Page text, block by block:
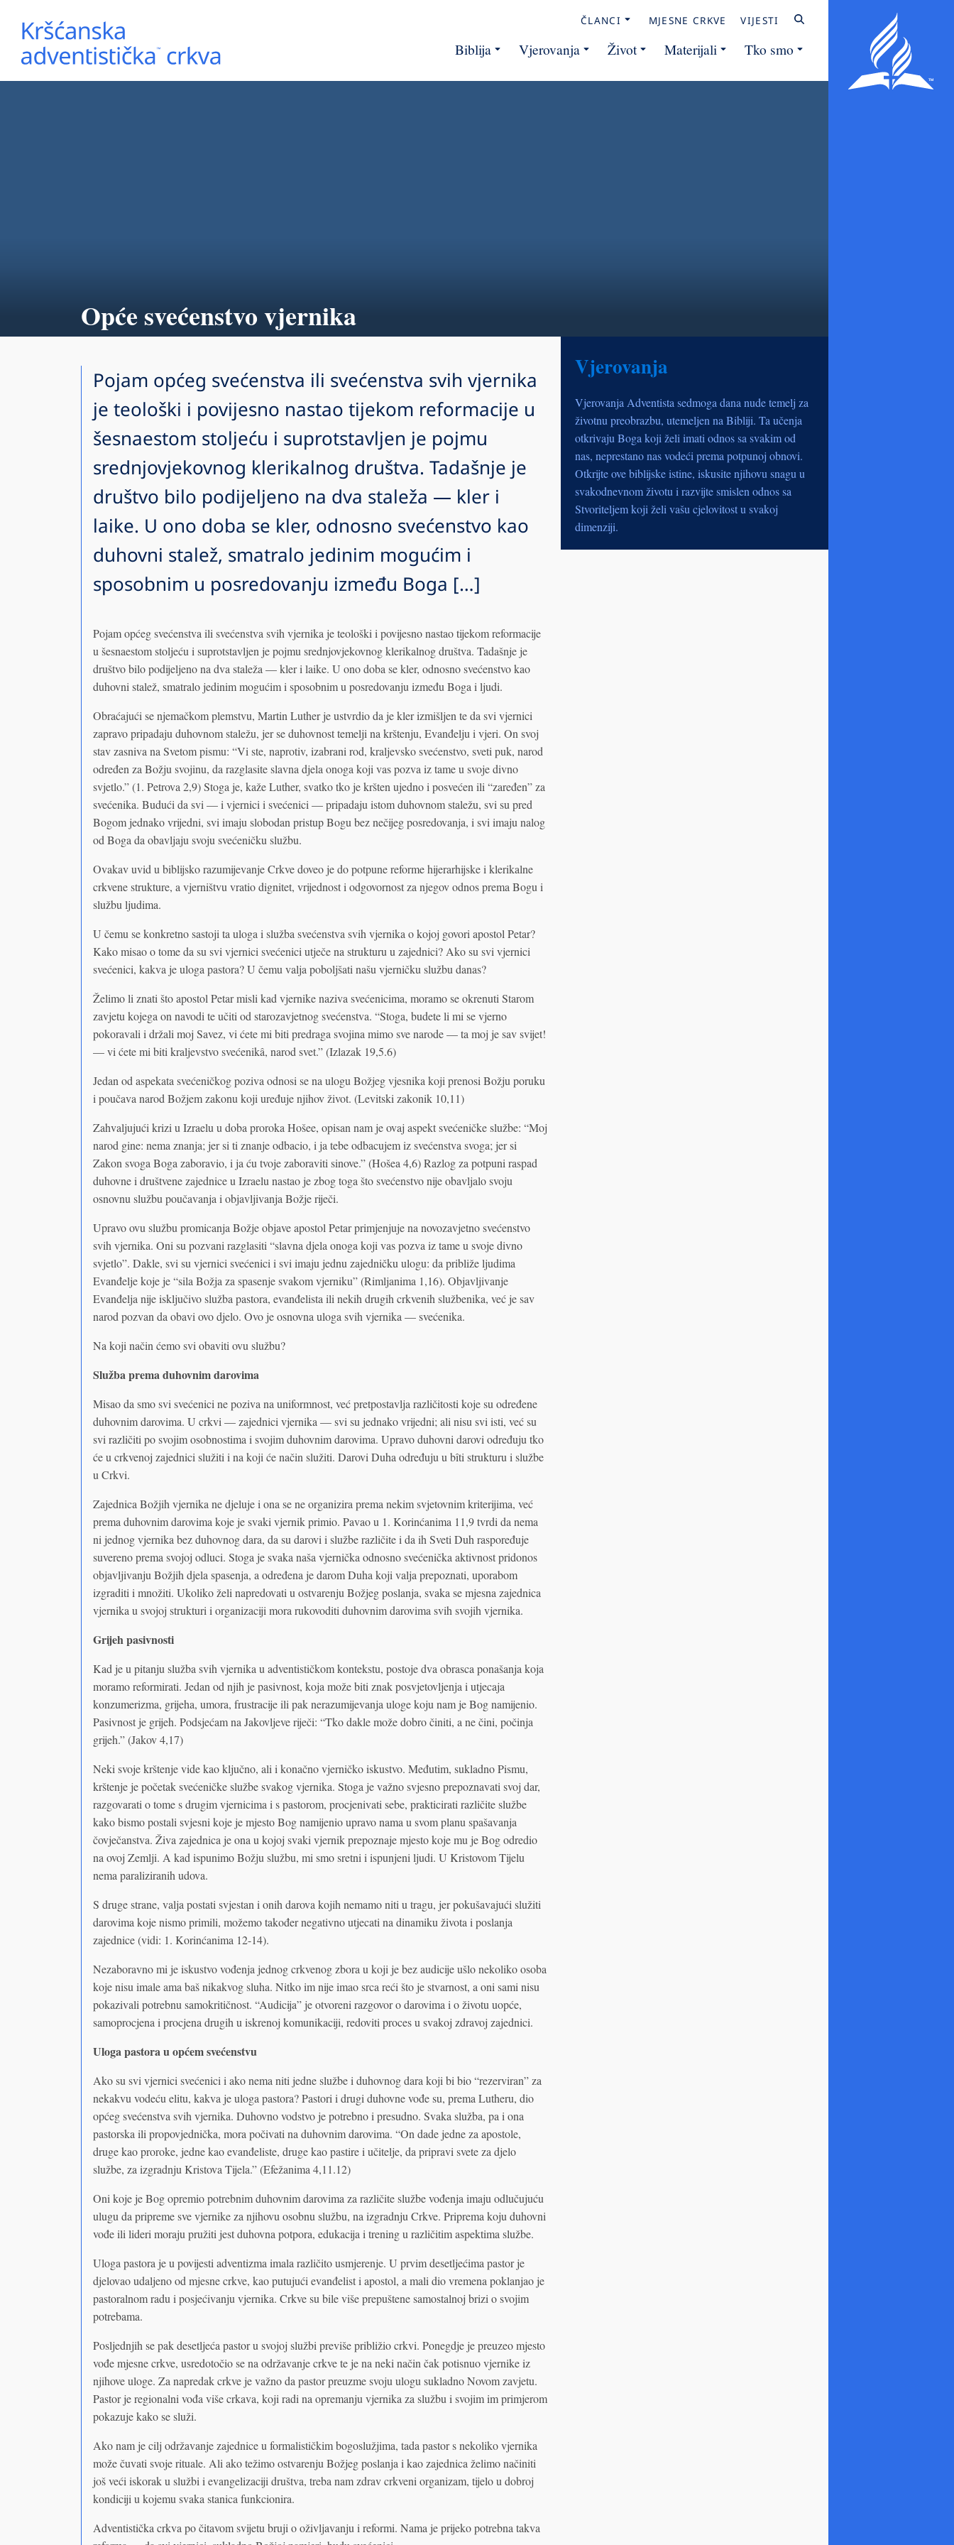
ČLANCI MJESNE CRKVE VIJESTI
Biblija Vjerovanja Život Materijali Tko smo
Opće svećenstvo vjernika
Pojam općeg svećenstva ili svećenstva svih vjernika
je teološki i povijesno nastao tijekom reformacije u
šesnaestom stoljeću i suprotstavljen je pojmu
srednjovjekovnog klerikalnog društva. Tadašnje je
društvo bilo podijeljeno na dva staleža — kler i
laike. U ono doba se kler, odnosno svećenstvo kao
duhovni stalež, smatralo jedinim mogućim i
sposobnim u posredovanju između Boga […]
Pojam općeg svećenstva ili svećenstva svih vjernika je teološki i povijesno nastao tijekom reformacije
u šesnaestom stoljeću i suprotstavljen je pojmu srednjovjekovnog klerikalnog društva. Tadašnje je
društvo bilo podijeljeno na dva staleža — kler i laike. U ono doba se kler, odnosno svećenstvo kao
duhovni stalež, smatralo jedinim mogućim i sposobnim u posredovanju između Boga i ljudi.
Obraćajući se njemačkom plemstvu, Martin Luther je ustvrdio da je kler izmišljen te da svi vjernici
zapravo pripadaju duhovnom staležu, jer se duhovnost temelji na krštenju, Evanđelju i vjeri. On svoj
stav zasniva na Svetom pismu: “Vi ste, naprotiv, izabrani rod, kraljevsko svećenstvo, sveti puk, narod
određen za Božju svojinu, da razglasite slavna djela onoga koji vas pozva iz tame u svoje divno
svjetlo.” (1. Petrova 2,9) Stoga je, kaže Luther, svatko tko je kršten ujedno i posvećen ili “zaređen” za
svećenika. Budući da svi — i vjernici i svećenici — pripadaju istom duhovnom staležu, svi su pred
Bogom jednako vrijedni, svi imaju slobodan pristup Bogu bez nečijeg posredovanja, i svi imaju nalog
od Boga da obavljaju svoju svećeničku službu.
Ovakav uvid u biblijsko razumijevanje Crkve doveo je do potpune reforme hijerarhijske i klerikalne
crkvene strukture, a vjerništvu vratio dignitet, vrijednost i odgovornost za njegov odnos prema Bogu i
službu ljudima.
U čemu se konkretno sastoji ta uloga i služba svećenstva svih vjernika o kojoj govori apostol Petar?
Kako misao o tome da su svi vjernici svećenici utječe na strukturu u zajednici? Ako su svi vjernici
svećenici, kakva je uloga pastora? U čemu valja poboljšati našu vjerničku službu danas?
Želimo li znati što apostol Petar misli kad vjernike naziva svećenicima, moramo se okrenuti Starom
zavjetu kojega on navodi te učiti od starozavjetnog svećenstva. “Stoga, budete li mi se vjerno
pokoravali i držali moj Savez, vi ćete mi biti predraga svojina mimo sve narode — ta moj je sav svijet!
— vi ćete mi biti kraljevstvo svećenikâ, narod svet.” (Izlazak 19,5.6)
Jedan od aspekata svećeničkog poziva odnosi se na ulogu Božjeg vjesnika koji prenosi Božju poruku
i poučava narod Božjem zakonu koji uređuje njihov život. (Levitski zakonik 10,11)
Zahvaljujući krizi u Izraelu u doba proroka Hošee, opisan nam je ovaj aspekt svećeničke službe: “Moj
narod gine: nema znanja; jer si ti znanje odbacio, i ja tebe odbacujem iz svećenstva svoga; jer si
Zakon svoga Boga zaboravio, i ja ću tvoje zaboraviti sinove.” (Hošea 4,6) Razlog za potpuni raspad
duhovne i društvene zajednice u Izraelu nastao je zbog toga što svećenstvo nije obavljalo svoju
osnovnu službu poučavanja i objavljivanja Božje riječi.
Upravo ovu službu promicanja Božje objave apostol Petar primjenjuje na novozavjetno svećenstvo
svih vjernika. Oni su pozvani razglasiti “slavna djela onoga koji vas pozva iz tame u svoje divno
svjetlo”. Dakle, svi su vjernici svećenici i svi imaju jednu zajedničku ulogu: da približe ljudima
Evanđelje koje je “sila Božja za spasenje svakom vjerniku” (Rimljanima 1,16). Objavljivanje
Evanđelja nije isključivo služba pastora, evanđelista ili nekih drugih crkvenih službenika, već je sav
narod pozvan da obavi ovo djelo. Ovo je osnovna uloga svih vjernika — svećenika.
Na koji način ćemo svi obaviti ovu službu?
Služba prema duhovnim darovima
Misao da smo svi svećenici ne poziva na uniformnost, već pretpostavlja različitosti koje su određene
duhovnim darovima. U crkvi — zajednici vjernika — svi su jednako vrijedni; ali nisu svi isti, već su
svi različiti po svojim osobnostima i svojim duhovnim darovima. Upravo duhovni darovi određuju tko
će u crkvenoj zajednici služiti i na koji će način služiti. Darovi Duha određuju u bîti strukturu i službe
u Crkvi.
Zajednica Božjih vjernika ne djeluje i ona se ne organizira prema nekim svjetovnim kriterijima, već
prema duhovnim darovima koje je svaki vjernik primio. Pavao u 1. Korinćanima 11,9 tvrdi da nema
ni jednog vjernika bez duhovnog dara, da su darovi i službe različite i da ih Sveti Duh raspoređuje
suvereno prema svojoj odluci. Stoga je svaka naša vjernička odnosno svećenička aktivnost pridonos
objavljivanju Božjih djela spasenja, a određena je darom Duha koji valja prepoznati, uporabom
izgraditi i množiti. Ukoliko želi napredovati u ostvarenju Božjeg poslanja, svaka se mjesna zajednica
vjernika u svojoj strukturi i organizaciji mora rukovoditi duhovnim darovima svih svojih vjernika.
Grijeh pasivnosti
Kad je u pitanju služba svih vjernika u adventističkom kontekstu, postoje dva obrasca ponašanja koja
moramo reformirati. Jedan od njih je pasivnost, koja može biti znak posvjetovljenja i utjecaja
konzumerizma, grijeha, umora, frustracije ili pak nerazumijevanja uloge koju nam je Bog namijenio.
Pasivnost je grijeh. Podsjećam na Jakovljeve riječi: “Tko dakle može dobro činiti, a ne čini, počinja
grijeh.” (Jakov 4,17)
Neki svoje krštenje vide kao ključno, ali i konačno vjerničko iskustvo. Međutim, sukladno Pismu,
krštenje je početak svećeničke službe svakog vjernika. Stoga je važno svjesno prepoznavati svoj dar,
razgovarati o tome s drugim vjernicima i s pastorom, procjenivati sebe, prakticirati različite službe
kako bismo postali svjesni koje je mjesto Bog namijenio upravo nama u svom planu spašavanja
čovječanstva. Živa zajednica je ona u kojoj svaki vjernik prepoznaje mjesto koje mu je Bog odredio
na ovoj Zemlji. A kad ispunimo Božju službu, mi smo sretni i ispunjeni ljudi. U Kristovom Tijelu
nema paraliziranih udova.
S druge strane, valja postati svjestan i onih darova kojih nemamo niti u tragu, jer pokušavajući služiti
darovima koje nismo primili, možemo također negativno utjecati na dinamiku života i poslanja
zajednice (vidi: 1. Korinćanima 12-14).
Nezaboravno mi je iskustvo vođenja jednog crkvenog zbora u koji je bez audicije ušlo nekoliko osoba
koje nisu imale ama baš nikakvog sluha. Nitko im nije imao srca reći što je stvarnost, a oni sami nisu
pokazivali potrebnu samokritičnost. “Audicija” je otvoreni razgovor o darovima i o životu uopće,
samoprocjena i procjena drugih u iskrenoj komunikaciji, redoviti proces u svakoj zdravoj zajednici.
Uloga pastora u općem svećenstvu
Ako su svi vjernici svećenici i ako nema niti jedne službe i duhovnog dara koji bi bio “rezerviran” za
nekakvu vodeću elitu, kakva je uloga pastora? Pastori i drugi duhovne vođe su, prema Lutheru, dio
općeg svećenstva svih vjernika. Duhovno vodstvo je potrebno i presudno. Svaka služba, pa i ona
pastorska ili propovjednička, mora počivati na duhovnim darovima. “On dade jedne za apostole,
druge kao proroke, jedne kao evanđeliste, druge kao pastire i učitelje, da pripravi svete za djelo
službe, za izgradnju Kristova Tijela.” (Efežanima 4,11.12)
Oni koje je Bog opremio potrebnim duhovnim darovima za različite službe vođenja imaju odlučujuću
ulugu da pripreme sve vjernike za njihovu osobnu službu, na izgradnju Crkve. Priprema koju duhovni
vođe ili lideri moraju pružiti jest duhovna potpora, edukacija i trening u različitim aspektima službe.
Uloga pastora je u povijesti adventizma imala različito usmjerenje. U prvim desetljećima pastor je
djelovao udaljeno od mjesne crkve, kao putujući evanđelist i apostol, a mali dio vremena poklanjao je
pastoralnom radu i posjećivanju vjernika. Crkve su bile više prepuštene samostalnoj brizi o svojim
potrebama.
Posljednjih se pak desetljeća pastor u svojoj službi previše približio crkvi. Ponegdje je preuzeo mjesto
vođe mjesne crkve, usredotočio se na održavanje crkve te je na neki način čak potisnuo vjernike iz
njihove uloge. Za napredak crkve je važno da pastor preuzme svoju ulogu sukladno Novom zavjetu.
Pastor je regionalni vođa više crkava, koji radi na opremanju vjernika za službu i svojim im primjerom
pokazuje kako se služi.
Ako nam je cilj održavanje zajednice u formalističkim bogoslužjima, tada pastor s nekoliko vjernika
može čuvati svoje rituale. Ali ako težimo ostvarenju Božjeg poslanja i kao zajednica želimo načiniti
još veći iskorak u službi i evangelizaciji društva, treba nam zdrav crkveni organizam, tijelo u dobroj
kondiciji u kojemu svaka stanica funkcionira.
Adventistička crkva po čitavom svijetu bruji o oživljavanju i reformi. Nama je prijeko potrebna takva
Vjerovanja
Vjerovanja Adventista sedmoga dana nude temelj za
životnu preobrazbu, utemeljen na Bibliji. Ta učenja
otkrivaju Boga koji želi imati odnos sa svakim od
nas, neprestano nas vodeći prema potpunoj obnovi.
Otkrijte ove biblijske istine, iskusite njihovu snagu u
svakodnevnom životu i razvijte smislen odnos sa
Stvoriteljem koji želi vašu cjelovitost u svakoj
dimenziji.